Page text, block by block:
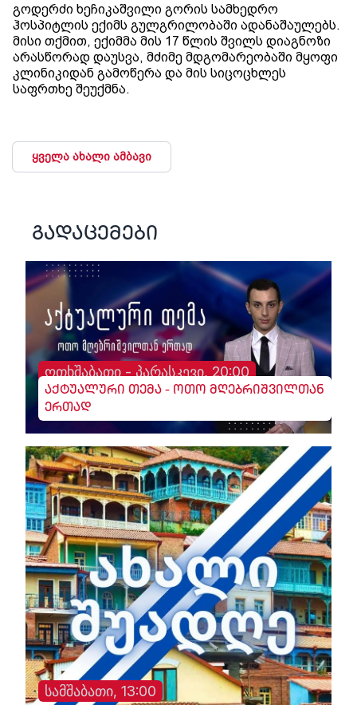
გოდერძი ხეჩიკაშვილი გორის სამხედრო
ჰოსპიტლის ექიმს გულგრილობაში ადანაშაულებს.
მისი თქმით, ექიმმა მის 17 წლის შვილს დიაგნოზი
არასწორად დაუსვა, მძიმე მდგომარეობაში მყოფი
კლინიკიდან გამოწერა და მის სიცოცხლეს
საფრთხე შეუქმნა.
ყველა ახალი ამბავი
გადაცემები
ოთხშაბათი - პარასკევი, 20:00
აქტუალური თემა - ოთო მღებრიშვილთან
ერთად
სამშაბათი, 13:00